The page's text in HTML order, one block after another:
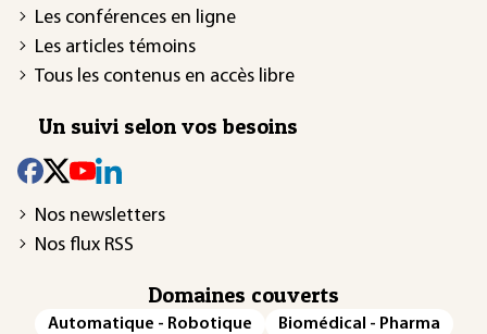
Les conférences en ligne
Les articles témoins
Tous les contenus en accès libre
Un suivi selon vos besoins
Nos newsletters
Nos flux RSS
Domaines couverts
Automatique - Robotique
Biomédical - Pharma